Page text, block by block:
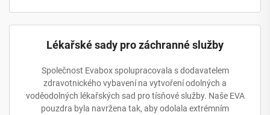
Lékařské sady pro záchranné služby
Společnost Evabox spolupracovala s dodavatelem
zdravotnického vybavení na vytvoření odolných a
voděodolných lékařských sad pro tísňové služby. Naše EVA
pouzdra byla navržena tak, aby odolala extrémním